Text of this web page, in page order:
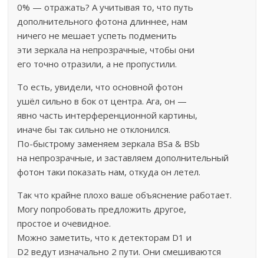
0% — отражать? А учитывая то, что путь
дополнительного фотона длиннее, нам
ничего не мешает успеть подменить
эти зеркала на непрозрачные, чтобы они
его точно отразили, а не пропустили.
То есть, увидели, что основной фотон
ушёл сильно в бок от центра. Ага, он —
явно часть интерференционной картины,
иначе бы так сильно не отклонился.
По-быстрому заменяем зеркала BSa & BSb
на непрозрачные, и заставляем дополнительный
фотон таки показать нам, откуда он летел.
Так что крайне плохо ваше объяснение работает.
Могу попробовать предложить другое,
простое и очевидное.
Можно заметить, что к детекторам D1 и
D2 ведут изначально 2 пути. Они смешиваются